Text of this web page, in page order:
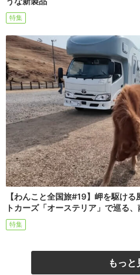
特集
【わんこと全国旅#19】岬を駆け
トカーズ「オーステリア」で巡る
特集
もっと